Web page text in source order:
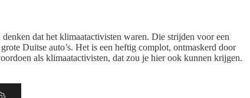
dat het klimaatactivisten waren. Die strijden voor een
Duitse auto’s. Het is een heftig complot, ontmaskerd door
als klimaatactivisten, dat zou je hier ook kunnen krijgen.